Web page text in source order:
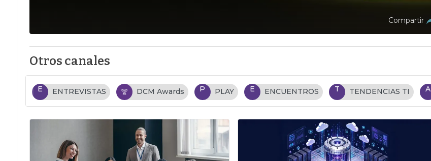
Compartir
Otros canales
E ENTREVISTAS DCM Awards P PLAY E ENCUENTROS T TENDENCIAS TI A